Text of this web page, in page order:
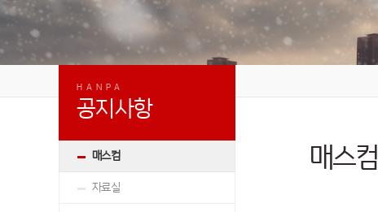
HANPA
공지사항
매스컴
자료실
매스컴